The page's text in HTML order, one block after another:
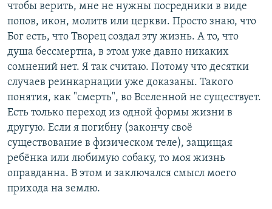
чтобы верить, мне не нужны посредники в виде
попов, икон, молитв или церкви. Просто знаю, что
Бог есть, что Творец создал эту жизнь. А то, что
душа бессмертна, в этом уже давно никаких
сомнений нет. Я так считаю. Потому что десятки
случаев реинкарнации уже доказаны. Такого
понятия, как "смерть", во Вселенной не существует.
Есть только переход из одной формы жизни в
другую. Если я погибну (закончу своё
существование в физическом теле), защищая
ребёнка или любимую собаку, то моя жизнь
оправданна. В этом и заключался смысл моего
прихода на землю.